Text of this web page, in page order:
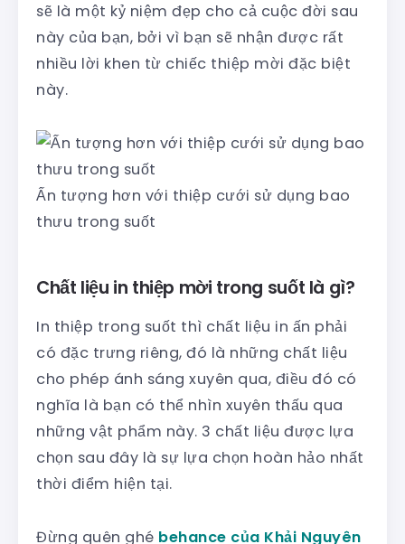
sẽ là một kỷ niệm đẹp cho cả cuộc đời sau
này của bạn, bởi vì bạn sẽ nhận được rất
nhiều lời khen từ chiếc thiệp mời đặc biệt
này.
Ấn tượng hơn với thiệp cưới sử dụng bao
thưu trong suốt
Chất liệu in thiệp mời trong suốt là gì?
In thiệp trong suốt thì chất liệu in ấn phải
có đặc trưng riêng, đó là những chất liệu
cho phép ánh sáng xuyên qua, điều đó có
nghĩa là bạn có thể nhìn xuyên thấu qua
những vật phẩm này. 3 chất liệu được lựa
chọn sau đây là sự lựa chọn hoàn hảo nhất
thời điểm hiện tại.
Đừng quên ghé behance của Khải Nguyên